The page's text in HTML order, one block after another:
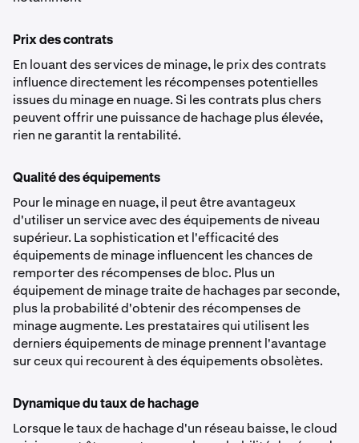
Prix des contrats
En louant des services de minage, le prix des contrats
influence directement les récompenses potentielles
issues du minage en nuage. Si les contrats plus chers
peuvent offrir une puissance de hachage plus élevée,
rien ne garantit la rentabilité.
Qualité des équipements
Pour le minage en nuage, il peut être avantageux
d'utiliser un service avec des équipements de niveau
supérieur. La sophistication et l'efficacité des
équipements de minage influencent les chances de
remporter des récompenses de bloc. Plus un
équipement de minage traite de hachages par seconde,
plus la probabilité d'obtenir des récompenses de
minage augmente. Les prestataires qui utilisent les
derniers équipements de minage prennent l'avantage
sur ceux qui recourent à des équipements obsolètes.
Dynamique du taux de hachage
Lorsque le taux de hachage d'un réseau baisse, le cloud